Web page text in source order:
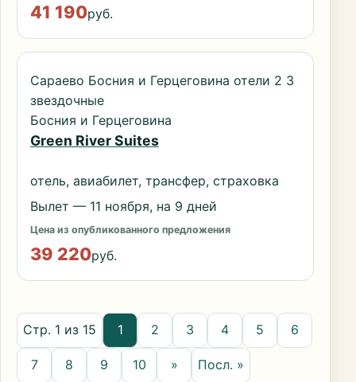
41 190руб.
Сараево Босния и Герцеговина отели 2 3
звездочные
Босния и Герцеговина
Green River Suites
отель, авиабилет, трансфер, страховка
Вылет — 11 ноября, на 9 дней
Цена из опубликованного предложения
39 220руб.
Стр. 1 из 15 1 2 3 4 5 6
7 8 9 10 » Посл. »